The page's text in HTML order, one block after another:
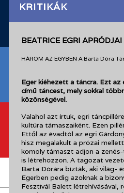
KRITIKÁK
BEATRICE EGRI
HÁROM AZ EGYBEN A Barta Dóra
Eger kiéhezett a táncra. Ezt
című táncest, mely sokkal
közönségével.
Valahol azt írtuk, egri
kultúra támaszaiként. Ezen
Ettől az évadtól az egri
hisz megalakult a prózai
komoly támaszt adjon a
is létrehozzon. A tagozat
Barta Dórára bízták, aki világ-
Egerben pedig azoknak a
Fesztivál Balett létrehívásával,